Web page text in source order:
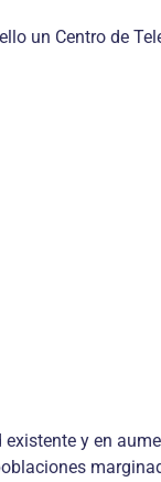
un Centro de
y en